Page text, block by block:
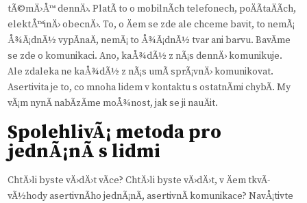
tÃ©mÄ›Å™ dennÄ›. PlatÃ­ to o mobilnÃ­ch telefonech, poÄÃ­taÄÃ­ch,
elektÅ™inÄ› obecnÄ›. To, o Äem se zde ale chceme bavit, to nemÃ¡
Å¾Ã¡dnÃ½ vypÃ­naÄ, nemÃ¡ to Å¾Ã¡dnÃ½ tvar ani barvu. BavÃ­me
se zde o komunikaci. Ano, kaÅ¾dÃ½ z nÃ¡s dennÄ› komunikuje.
Ale zdaleka ne kaÅ¾dÃ½ z nÃ¡s umÃ­ sprÃ¡vnÄ› komunikovat.
Asertivitaje to, co mnoha lidem v kontaktu s ostatnÃ­mi chybÃ­. My
vÃ¡m nynÃ­ nabÃ­zÃ­me moÅ¾nost, jak se ji nauÄit.
SpolehlivÃ¡ metoda pro
jednÃ¡nÃ­ s lidmi
ChtÄ›li byste vÄ›dÄ›t vÃ­ce? ChtÄ›li byste vÄ›dÄ›t, v Äem tkvÃ­
vÃ½hody asertivnÃ­ho jednÃ¡nÃ­, asertivnÃ­ komunikace? NavÅ¡tivte